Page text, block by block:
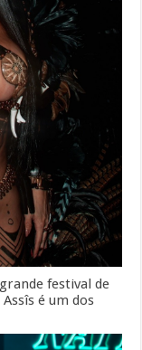
festival de
é um dos